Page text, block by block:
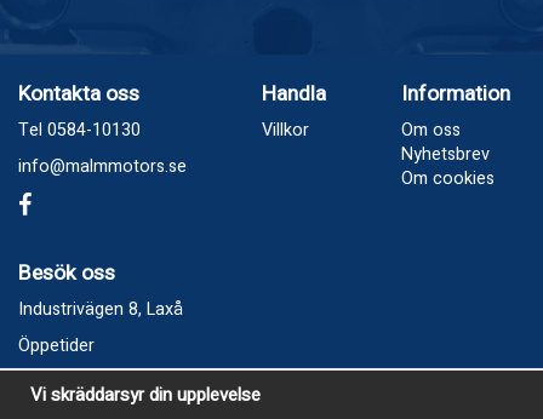
Kontakta oss
Tel 0584-10130
info@malmmotors.se
Handla
Villkor
Information
Om oss
Nyhetsbrev
Om cookies
Besök oss
Industrivägen 8, Laxå
Öppetider
Vecka 32
Vi skräddarsyr din upplevelse